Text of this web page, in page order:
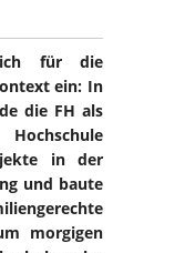
für die
ein: In
die FH als
in der
und baute
morgigen